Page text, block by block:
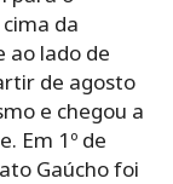
da
ao lado de
de agosto
e chegou a
Em 1º de
Gaúcho foi